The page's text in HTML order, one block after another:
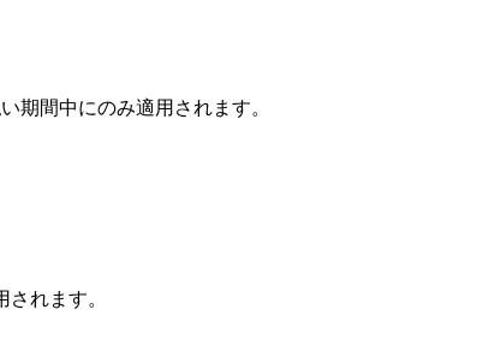
期間中にのみ適用されます。
れます。